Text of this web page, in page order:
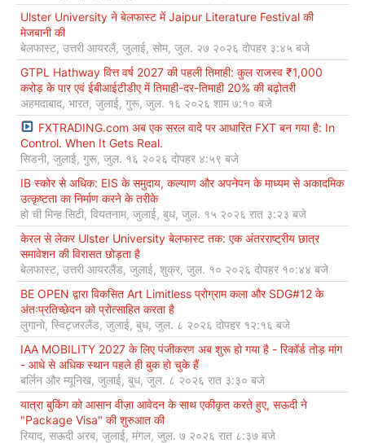
Ulster University ने बेलफास्ट में Jaipur Literature Festival की
मेजबानी की
बेलफास्ट, उत्तरी आयरलैं, जुलाई, सोम, जुल. २७ २०२६ दोपहर ३:४५ बजे
GTPL Hathway वित्त वर्ष 2027 की पहली तिमाही: कुल राजस्व ₹1,000
करोड़ के पार एवं ईबीआईटीडीए में तिमाही-दर-तिमाही 20% की बढ़ोतरी
अहमदाबाद, भारत, जुलाई, गुरू, जुल. १६ २०२६ शाम ७:१० बजे
FXTRADING.com अब एक सरल वादे पर आधारित FXT बन गया है: In
Control. When It Gets Real.
सिडनी, जुलाई, गुरू, जुल. १६ २०२६ दोपहर ४:५९ बजे
IB स्कोर से अधिक: EIS के समुदाय, कल्याण और अपनेपन के माध्यम से अकादमिक
उत्कृष्टता का निर्माण करने के तरीके
हो ची मिन्ह सिटी, वियतनाम, जुलाई, बुध, जुल. १५ २०२६ रात ३:२३ बजे
केरल से लेकर Ulster University बेलफास्ट तक: एक अंतरराष्ट्रीय छात्र
समावेशन की विरासत छोड़ता है
बेलफास्ट, उत्तरी आयरलैंड, जुलाई, शुक्र, जुल. १० २०२६ दोपहर १०:४४ बजे
BE OPEN द्वारा विकसित Art Limitless प्रोग्राम कला और SDG#12 के
अंतःप्रतिच्छेदन को प्रोत्साहित करता है
लुगानो, स्विट्जरलैंड, जुलाई, बुध, जुल. ८ २०२६ दोपहर १२:१६ बजे
IAA MOBILITY 2027 के लिए पंजीकरण अब शुरू हो गया है - रिकॉर्ड तोड़ मांग
- आधे से अधिक स्थान पहले ही बुक हो चुके हैं
बर्लिन और म्यूनिख, जुलाई, बुध, जुल. ८ २०२६ रात ३:३० बजे
यात्रा बुकिंग को आसान वीज़ा आवेदन के साथ एकीकृत करते हुए, सऊदी ने
"Package Visa" की शुरुआत की
रियाद, सऊदी अरब, जुलाई, मंगल, जुल. ७ २०२६ रात ८:३७ बजे